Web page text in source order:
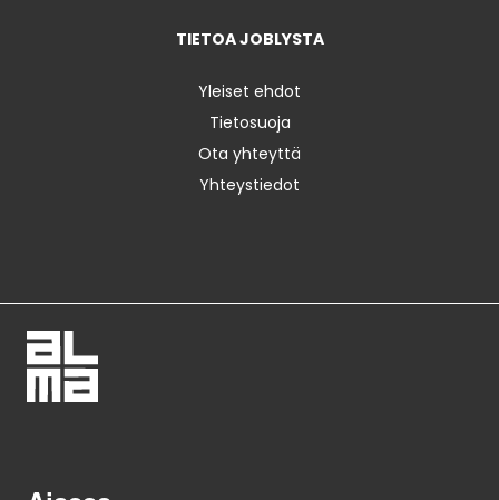
TIETOA JOBLYSTA
Yleiset ehdot
Tietosuoja
Ota yhteyttä
Yhteystiedot